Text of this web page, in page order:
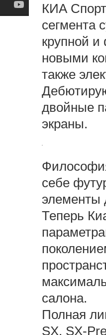
КИА
сегмента
крупной
новыми
также
двойные
экраны.
себе
элементы
Теперь
салона.
Полная
SX, SX-